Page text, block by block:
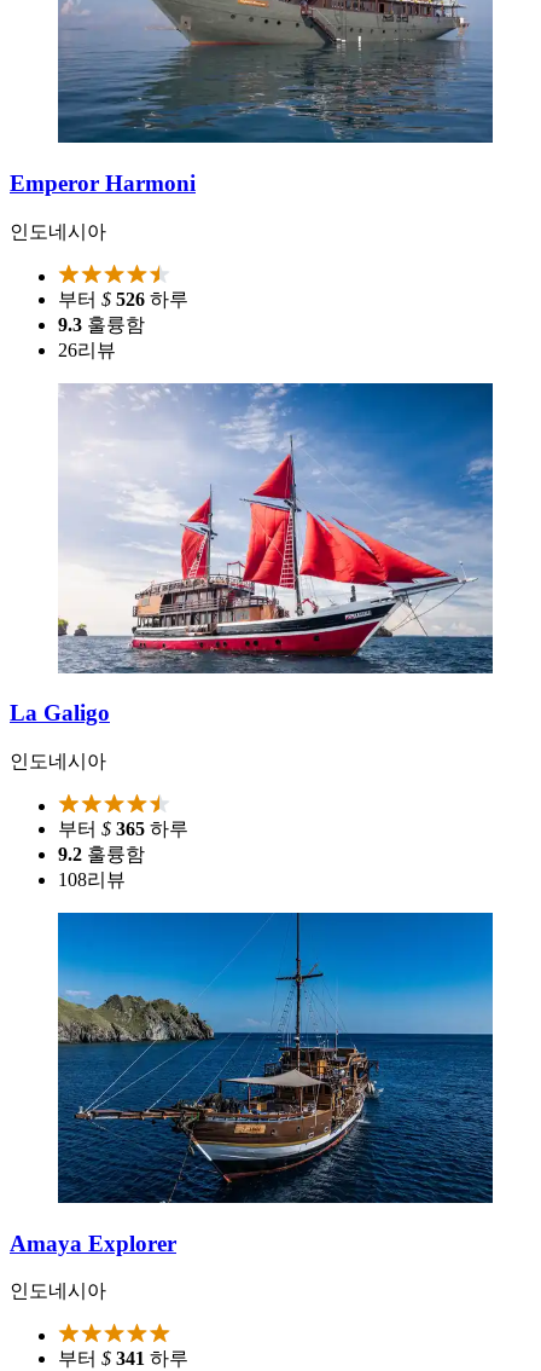
Emperor Harmoni
인도네시아
부터 $ 526 하루
9.3 훌륭함
26리뷰
La Galigo
인도네시아
부터 $ 365 하루
9.2 훌륭함
108리뷰
Amaya Explorer
인도네시아
부터 $ 341 하루